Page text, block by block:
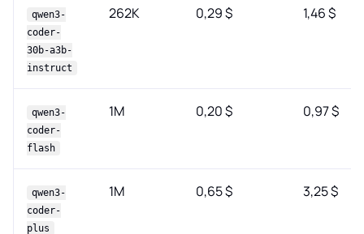
qwen3-
coder-
30b-a3b-
instruct
262K 0,29 $ 1,46 $
qwen3-
coder-
flash
1M 0,20 $ 0,97 $
qwen3-
coder-
plus
1M 0,65 $ 3,25 $